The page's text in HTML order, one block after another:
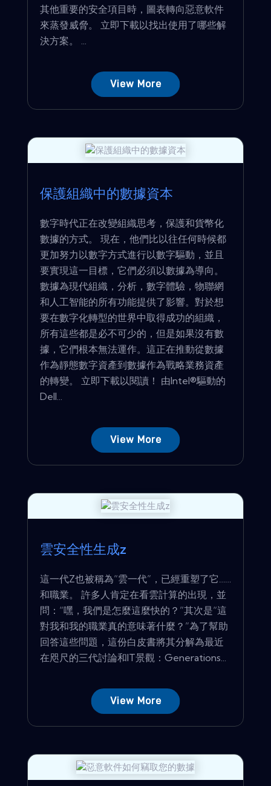
其他重要的安全項目時，圖表轉向惡意軟件
來蒸發威脅。 立即下載以找出使用了哪些解
決方案。 ...
View More
保護組織中的數據資本
數字時代正在改變組織思考，保護和貨幣化
數據的方式。 現在，他們比以往任何時候都
更加努力以數字方式進行以數字驅動，並且
要實現這一目標，它們必須以數據為導向。
數據為現代組織，分析，數字體驗，物聯網
和人工智能的所有功能提供了影響。對於想
要在數字化轉型的世界中取得成功的組織，
所有這些都是必不可少的，但是如果沒有數
據，它們根本無法運作。這正在推動從數據
作為靜態數字資產到數據作為戰略業務資產
的轉變。 立即下載以閱讀！ 由Intel®驅動的
Dell...
View More
雲安全性生成z
這一代Z也被稱為“雲一代”，已經重塑了它……
和職業。 許多人肯定在看雲計算的出現，並
問：“嘿，我們是怎麼這麼快的？”其次是“這
對我和我的職業真的意味著什麼？”為了幫助
回答這些問題，這份白皮書將其分解為最近
在咫尺的三代討論和IT景觀：Generations...
View More